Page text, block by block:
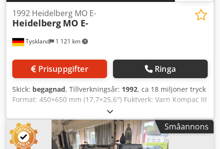
Tyskland 1 121 km
1992 Heidelberg MO E-
Heidelberg MO E-
Prisuppgifter Ringa
Skick: begagnad, Tillverkningsår: 1992, ca 18 miljoner tryck
Format: 450×650 mm (17,7×25,6″) Fuktverk: Varn Kompac III
Enkelarksinmatning Dedpfszavbvsx Ahnekr Puderaggregat
Tillgänglig: omgående
Småannons